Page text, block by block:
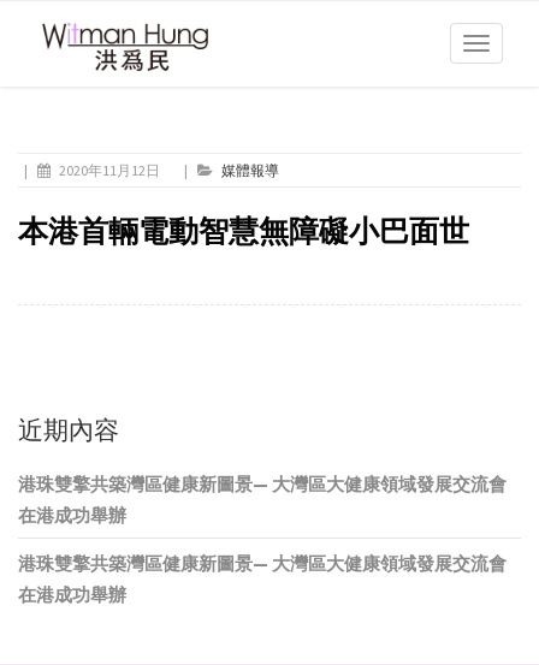
Toggle
| 2020年11月12日 | 媒體報導
本港首輛電動智慧無障礙小巴面世
近期內容
港珠雙擎共築灣區健康新圖景— 大灣區大健康領域發展交流會
在港成功舉辦
港珠雙擎共築灣區健康新圖景— 大灣區大健康領域發展交流會
在港成功舉辦